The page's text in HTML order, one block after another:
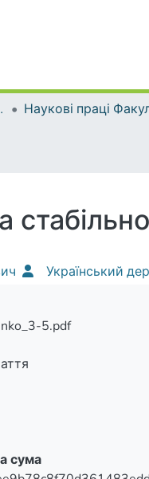
політики
Український
5.pdf
сума